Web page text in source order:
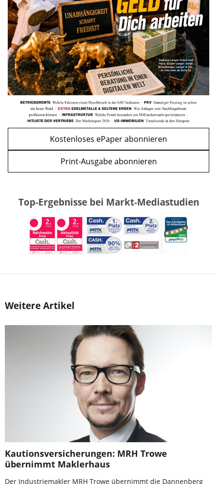
WEITERE ARTIKEL
zurückweiter
die Wohnung öffnen müssen
mehr
Kostenloses ePaper abonnieren
Print-Ausgabe abonnieren
Top-Ergebnisse bei Markt-Mediastudien
Weitere Artikel
Kautionsversicherungen: MRH Trowe
übernimmt Maklerhaus
Der Industriemakler MRH Trowe übernimmt die Dannenberg